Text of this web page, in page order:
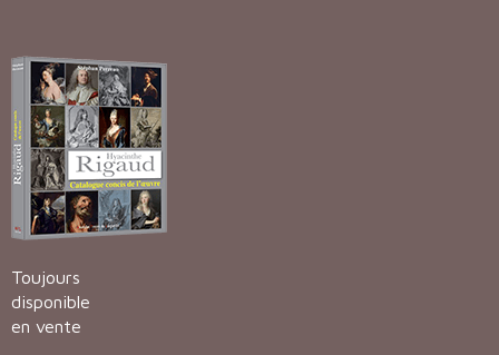
Toujours
disponible
en vente